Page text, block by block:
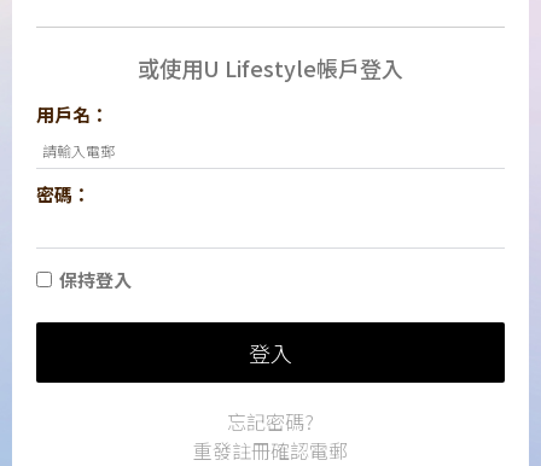
或使用U Lifestyle帳戶登入
用戶名：
密碼：
保持登入
登入
忘記密碼?
重發註冊確認電郵